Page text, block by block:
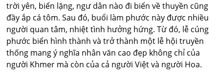
trời yên, biển lặng, ngư dân nào đi biển về thuyền cũng
đầy ắp cá tôm. Sau đó, buổi làm phước này được nhiều
người quan tâm, nhiệt tình hưởng hứng. Từ đó, lễ cúng
phước biển hình thành và trở thành một lễ hội truyền
thống mang ý nghĩa nhân văn cao đẹp không chỉ của
người Khmer mà còn của cả người Việt và người Hoa.